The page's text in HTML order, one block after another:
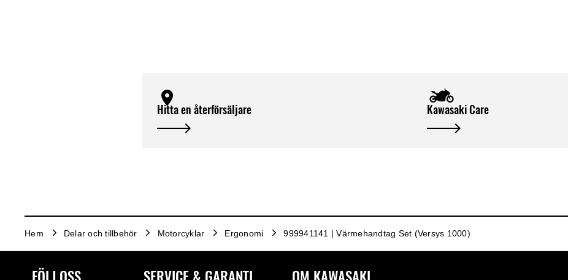
Hitta en återförsäljare Kawasaki Care
Hem Delar och tillbehör Motorcyklar Ergonomi 999941141 | Värmehandtag Set (Versys 1000)